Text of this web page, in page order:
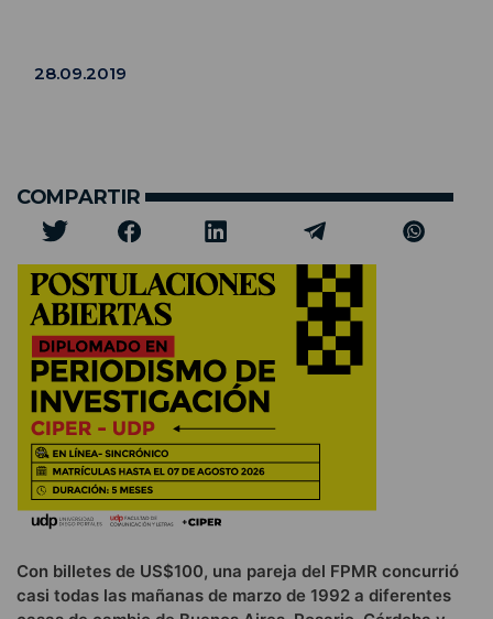
28.09.2019
COMPARTIR
Con billetes de US$100, una pareja del FPMR concurrió
casi todas las mañanas de marzo de 1992 a diferentes